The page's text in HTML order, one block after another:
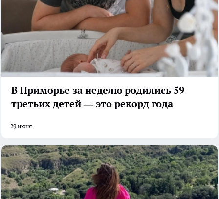
В Приморье за неделю родились 59
третьих детей — это рекорд года
29 июня